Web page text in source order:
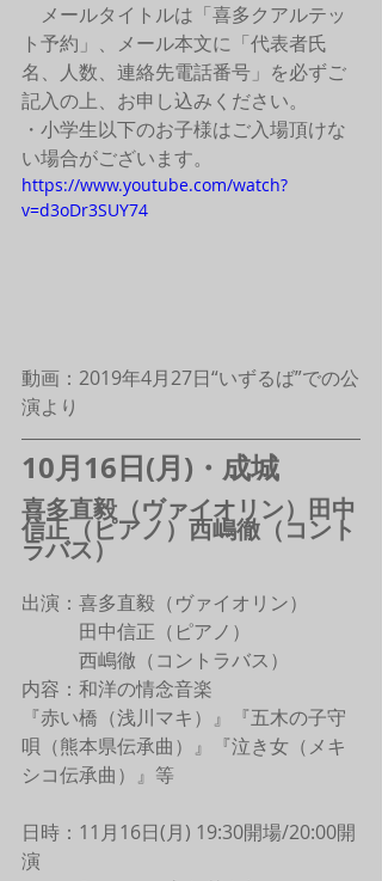
メールタイトルは「喜多クアルテッ
ト予約」、メール本文に「代表者氏
名、人数、連絡先電話番号」を必ずご
記入の上、お申し込みください。
・小学生以下のお子様はご入場頂けな
い場合がございます。
https://www.youtube.com/watch?
v=d3oDr3SUY74
動画：2019年4月27日“いずるば”での公
演より
10月16日(月)・成城
喜多直毅（ヴァイオリン）田中
信正（ピアノ）西嶋徹（コント
ラバス）
出演：喜多直毅（ヴァイオリン）
田中信正（ピアノ）
西嶋徹（コントラバス）
内容：和洋の情念音楽
『赤い橋（浅川マキ）』『五木の子守
唄（熊本県伝承曲）』『泣き女（メキ
シコ伝承曲）』等
日時：11月16日(月) 19:30開場/20:00開
演